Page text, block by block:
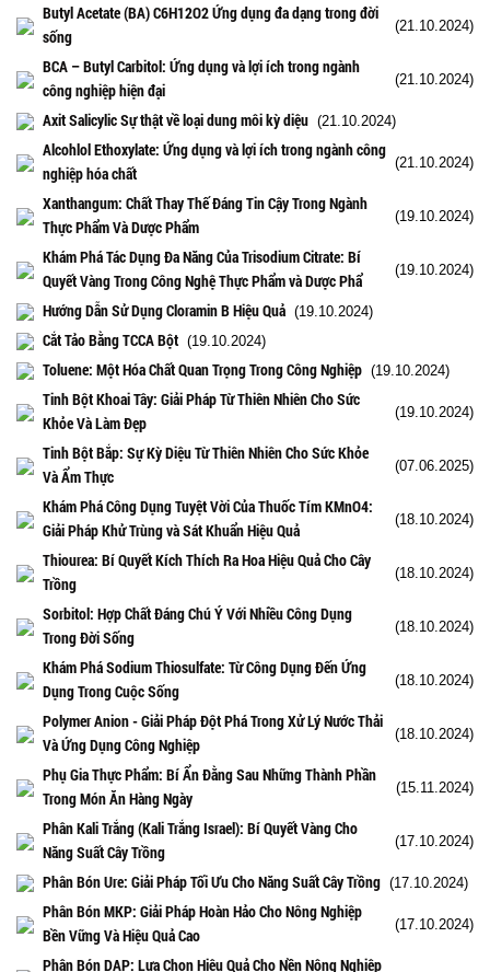
Butyl Acetate (BA) C6H12O2 Ứng dụng đa dạng trong đời
sống
(21.10.2024)
BCA – Butyl Carbitol: Ứng dụng và lợi ích trong ngành
công nghiệp hiện đại
(21.10.2024)
Axit Salicylic Sự thật về loại dung môi kỳ diệu (21.10.2024)
Alcohlol Ethoxylate: Ứng dụng và lợi ích trong ngành công
nghiệp hóa chất
(21.10.2024)
Xanthangum: Chất Thay Thế Đáng Tin Cậy Trong Ngành
Thực Phẩm Và Dược Phẩm
(19.10.2024)
Khám Phá Tác Dụng Đa Năng Của Trisodium Citrate: Bí
Quyết Vàng Trong Công Nghệ Thực Phẩm và Dược Phẩ
(19.10.2024)
Hướng Dẫn Sử Dụng Cloramin B Hiệu Quả (19.10.2024)
Cắt Tảo Bằng TCCA Bột (19.10.2024)
Toluene: Một Hóa Chất Quan Trọng Trong Công Nghiệp (19.10.2024)
Tinh Bột Khoai Tây: Giải Pháp Từ Thiên Nhiên Cho Sức
Khỏe Và Làm Đẹp
(19.10.2024)
Tinh Bột Bắp: Sự Kỳ Diệu Từ Thiên Nhiên Cho Sức Khỏe
Và Ẩm Thực
(07.06.2025)
Khám Phá Công Dụng Tuyệt Vời Của Thuốc Tím KMnO4:
Giải Pháp Khử Trùng và Sát Khuẩn Hiệu Quả
(18.10.2024)
Thiourea: Bí Quyết Kích Thích Ra Hoa Hiệu Quả Cho Cây
Trồng
(18.10.2024)
Sorbitol: Hợp Chất Đáng Chú Ý Với Nhiều Công Dụng
Trong Đời Sống
(18.10.2024)
Khám Phá Sodium Thiosulfate: Từ Công Dụng Đến Ứng
Dụng Trong Cuộc Sống
(18.10.2024)
Polymer Anion - Giải Pháp Đột Phá Trong Xử Lý Nước Thải
Và Ứng Dụng Công Nghiệp
(18.10.2024)
Phụ Gia Thực Phẩm: Bí Ẩn Đằng Sau Những Thành Phần
Trong Món Ăn Hàng Ngày
(15.11.2024)
Phân Kali Trắng (Kali Trắng Israel): Bí Quyết Vàng Cho
Năng Suất Cây Trồng
(17.10.2024)
Phân Bón Ure: Giải Pháp Tối Ưu Cho Năng Suất Cây Trồng (17.10.2024)
Phân Bón MKP: Giải Pháp Hoàn Hảo Cho Nông Nghiệp
Bền Vững Và Hiệu Quả Cao
(17.10.2024)
Phân Bón DAP: Lựa Chọn Hiệu Quả Cho Nền Nông Nghiệp